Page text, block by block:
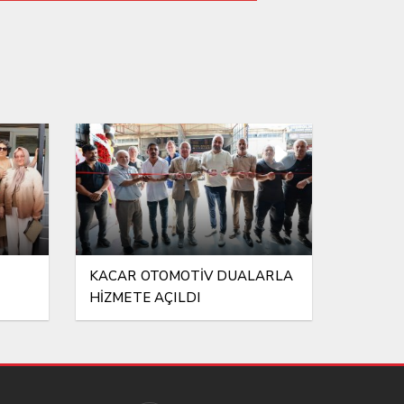
KAVUŞUYOR
KACAR OTOMOTİV DUALARLA
HİZMETE AÇILDI